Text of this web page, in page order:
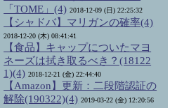
「TOME」(4) 2018-12-09 (日) 22:25:32
【シャドバ】マリガンの確率(4)
2018-12-20 (木) 08:41:41
【食品】キャップについたマヨ
ネーズは拭き取るべき？(18122
1)(4) 2018-12-21 (金) 22:44:40
【Amazon】更新：二段階認証の
解除(190322)(4) 2019-03-22 (金) 12:20:56